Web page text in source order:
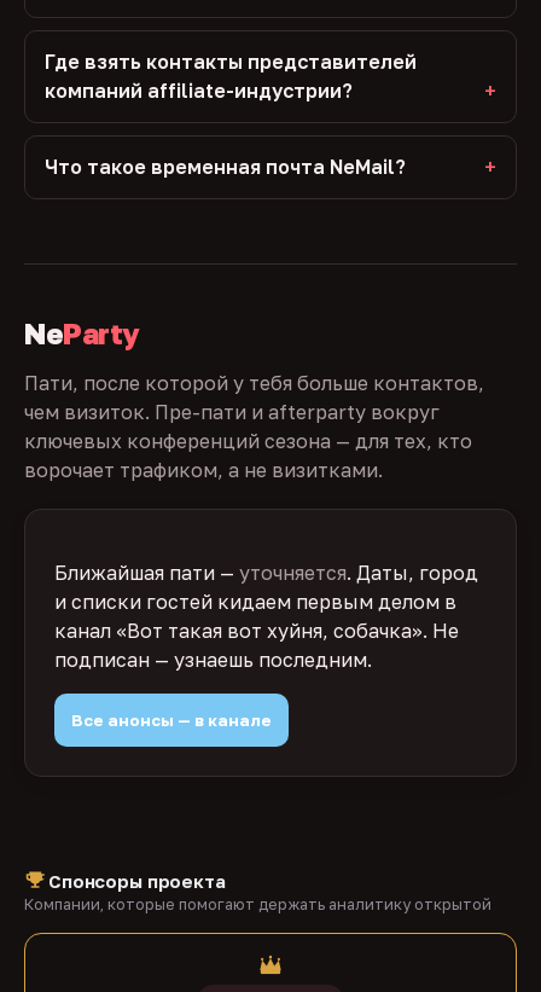
Где взять контакты представителей
компаний affiliate-индустрии?
Что такое временная почта NeMail?
NeParty
Пати, после которой у тебя больше контактов,
чем визиток. Пре-пати и afterparty вокруг
ключевых конференций сезона — для тех, кто
ворочает трафиком, а не визитками.
Ближайшая пати — уточняется. Даты, город
и списки гостей кидаем первым делом в
канал «Вот такая вот хуйня, собачка». Не
подписан — узнаешь последним.
Все анонсы — в канале
Спонсоры проекта
Компании, которые помогают держать аналитику открытой